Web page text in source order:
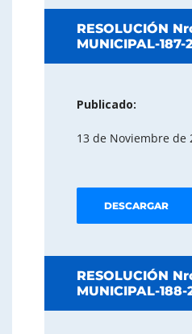
RESOLUCIÓN
MUNICIPAL-187-
Publicado:
13 de Noviembre de
DESCARGAR
RESOLUCIÓN
MUNICIPAL-